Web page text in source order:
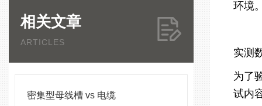
相关文章
ARTICLES
密集型母线槽 vs 电缆
环境
实测
为了
试内